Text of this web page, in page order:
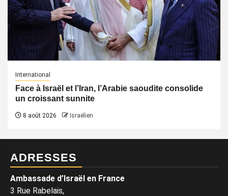
International
Face à Israël et l’Iran, l’Arabie saoudite consolide
un croissant sunnite
8 août 2026 Israëlien
ADRESSES
Ambassade d’Israël en France
3 Rue Rabelais,